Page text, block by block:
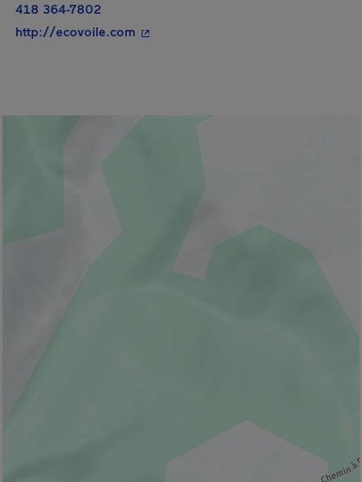
418 364-7802
http://ecovoile.com - Cet hyperlien s'ouvrira dans une